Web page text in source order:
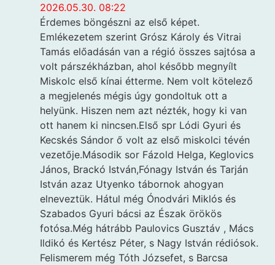
2026.05.30. 08:22
Érdemes böngészni az első képet.
Emlékezetem szerint Grósz Károly és Vitrai
Tamás előadásán van a régió összes sajtósa a
volt párszékházban, ahol később megnyílt
Miskolc első kínai étterme. Nem volt kötelező
a megjelenés mégis úgy gondoltuk ott a
helyünk. Hiszen nem azt nézték, hogy ki van
ott hanem ki nincsen.Első spr Lódi Gyuri és
Kecskés Sándor ő volt az első miskolci tévén
vezetője.Második sor Fázold Helga, Keglovics
János, Brackó István,Fónagy István és Tarján
István azaz Utyenko tábornok ahogyan
elneveztük. Hátul még Ónodvári Miklós és
Szabados Gyuri bácsi az Észak örökös
fotósa.Még hátrább Paulovics Gusztáv , Mács
Ildikó és Kertész Péter, s Nagy István rédiósok.
Felismerem még Tóth Józsefet, s Barcsa